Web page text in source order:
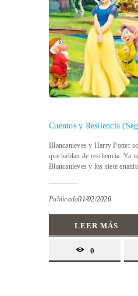
Cuentos y Resilencia
Blancanieves y Harry Potter
que hablan de resiliencia. Ya
Blancanieves y los siete
Publicado01/02/2020
LEER MÁS
0